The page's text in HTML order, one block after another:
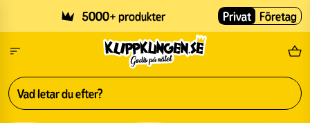
5000+ produkter Fri
Privat Företag